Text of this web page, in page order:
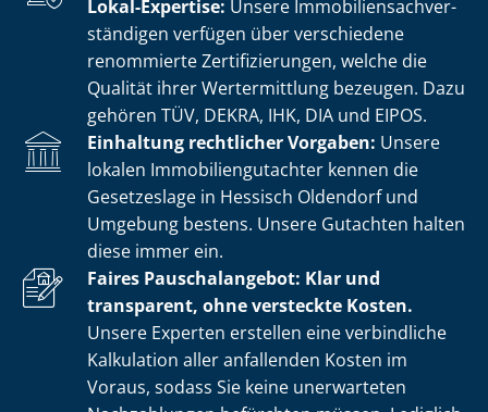
Lokal-Expertise: Unsere Im­mo­bi­li­en­sach­ver­
stän­di­gen verfügen über verschiedene
renommierte Zer­ti­fi­zie­run­gen, welche die
Qualität ihrer Wertermittlung bezeugen. Dazu
gehören TÜV, DEKRA, IHK, DIA und EIPOS.
Einhaltung rechtlicher Vorgaben: Unsere
lokalen Im­mo­bi­li­en­gut­ach­ter kennen die
Gesetzeslage in Hessisch Oldendorf und
Umgebung bestens. Unsere Gutachten halten
diese immer ein.
Faires Pauschalangebot: Klar und
transparent, ohne versteckte Kosten.
Unsere Experten erstellen eine verbindliche
Kalkulation aller anfallenden Kosten im
Voraus, sodass Sie keine unerwarteten